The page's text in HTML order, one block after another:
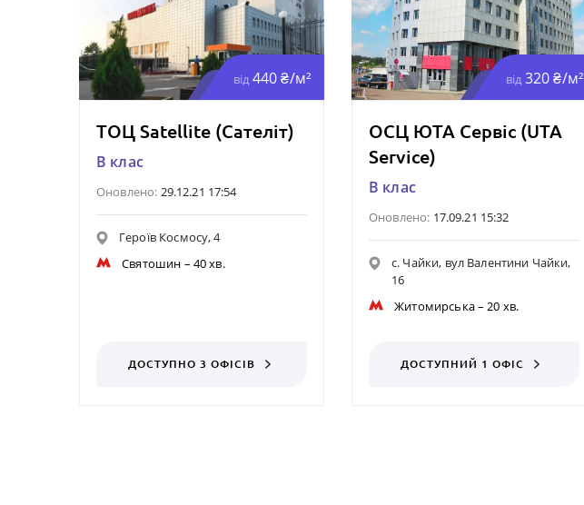
від 440 ₴/м²
ТОЦ Satellite (Сателіт)
B клас
Оновлено: 29.12.21 17:54
Героїв Космосу, 4
Святошин – 40 хв.
ДОСТУПНО 3 ОФІСІВ
від 320 ₴/м²
ОСЦ ЮТА Сервіс (UTA
Service)
B клас
Оновлено: 17.09.21 15:32
c. Чайки, вул Валентини Чайки,
16
Житомирська– 20 хв.
ДОСТУПНИЙ 1 ОФІС